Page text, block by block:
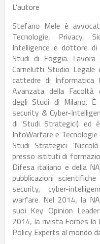
L’autore
Stefano Mele è
Tecnologie, Privacy,
Intelligence e dottore di
Studi di Foggia. Lavora
Carnelutti Studio
cattedre di Informatica
Avanzata della Facoltà
degli Studi di Milano.
security & Cyber-
di Studi Strategici) ed è
InfoWarfare e
Studi Strategici
presso istituti di
Difesa italiano e della
pubblicazioni
security, cyber-
warfare. Nel 2014, la
suoi Key Opinion
2014, la rivista Forbes
Policy Experts al mondo